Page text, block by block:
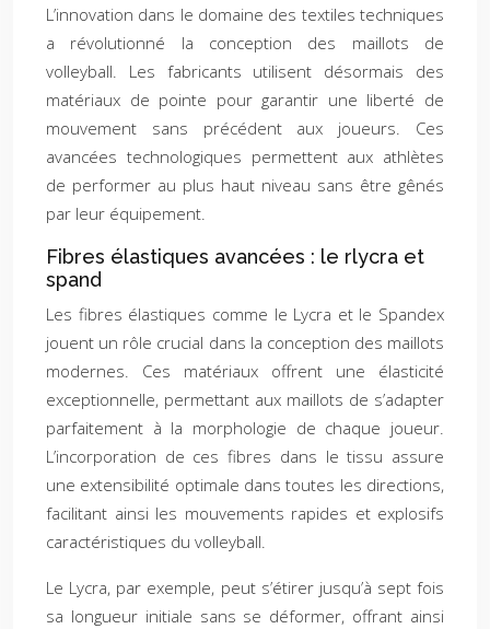
L’innovation dans le domaine des textiles techniques
a révolutionné la conception des maillots de
volleyball. Les fabricants utilisent désormais des
matériaux de pointe pour garantir une liberté de
mouvement sans précédent aux joueurs. Ces
avancées technologiques permettent aux athlètes
de performer au plus haut niveau sans être gênés
par leur équipement.
Fibres élastiques avancées : le rlycra et
spand
Les fibres élastiques comme le Lycra et le Spandex
jouent un rôle crucial dans la conception des maillots
modernes. Ces matériaux offrent une élasticité
exceptionnelle, permettant aux maillots de s’adapter
parfaitement à la morphologie de chaque joueur.
L’incorporation de ces fibres dans le tissu assure
une extensibilité optimale dans toutes les directions,
facilitant ainsi les mouvements rapides et explosifs
caractéristiques du volleyball.
Le Lycra, par exemple, peut s’étirer jusqu’à sept fois
sa longueur initiale sans se déformer, offrant ainsi